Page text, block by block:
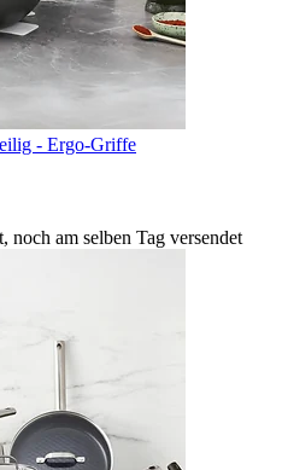
- Ergo-Griffe
am selben Tag versendet